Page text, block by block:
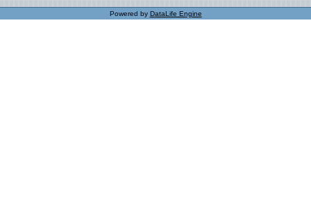
Powered by DataLife Engine